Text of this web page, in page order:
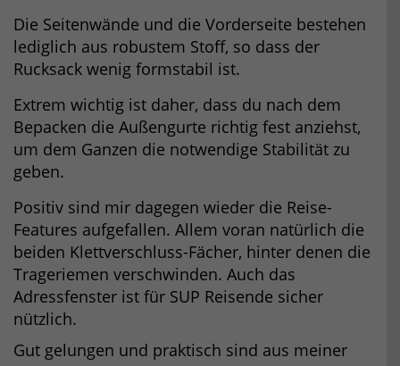
Die Seitenwände und die Vorderseite bestehen
lediglich aus robustem Stoff, so dass der
Rucksack wenig formstabil ist.
Extrem wichtig ist daher, dass du nach dem
Bepacken die Außengurte richtig fest anziehst,
um dem Ganzen die notwendige Stabilität zu
geben.
Positiv sind mir dagegen wieder die Reise-
Features aufgefallen. Allem voran natürlich die
beiden Klettverschluss-Fächer, hinter denen die
Trageriemen verschwinden. Auch das
Adressfenster ist für SUP Reisende sicher
nützlich.
Gut gelungen und praktisch sind aus meiner